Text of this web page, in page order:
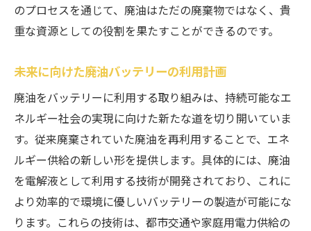
のプロセスを通じて、廃油はただの廃棄物ではなく、貴
重な資源としての役割を果たすことができるのです。
未来に向けた廃油バッテリーの利用計画
廃油をバッテリーに利用する取り組みは、持続可能なエ
ネルギー社会の実現に向けた新たな道を切り開いていま
す。従来廃棄されていた廃油を再利用することで、エネ
ルギー供給の新しい形を提供します。具体的には、廃油
を電解液として利用する技術が開発されており、これに
より効率的で環境に優しいバッテリーの製造が可能にな
ります。これらの技術は、都市交通や家庭用電力供給の